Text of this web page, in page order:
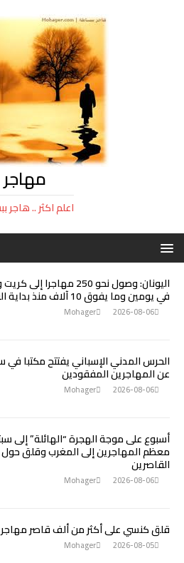
مهاجر
اعلم اكثر .. هاجر
اليونان: وصول نحو 250
في يومين وما يفوق 10 آلاف منذ بداية العام
2026-08-06
Mohager
الحرس المدني الإسباني يفتتح مكتبا في
عن المهاجرين المفقودين
2026-08-06
Mohager
أسبوع على موجة الهجرة “الهائلة” إلى
معظم المهاجرين إلى المغرب وقلق
القاصرين
2026-08-06
Mohager
قلق كنسي على أكثر من ألف قاصر
2026-08-05
Mohager